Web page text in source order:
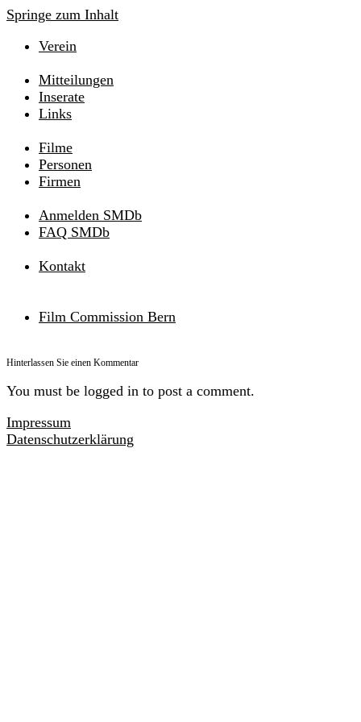
Springe zum Inhalt
Verein
Mitteilungen
Inserate
Links
Filme
Personen
Firmen
Anmelden SMDb
FAQ SMDb
Kontakt
Film Commission Bern
Hinterlassen Sie einen Kommentar
You must be logged in to post a comment.
Impressum
Datenschutzerklärung